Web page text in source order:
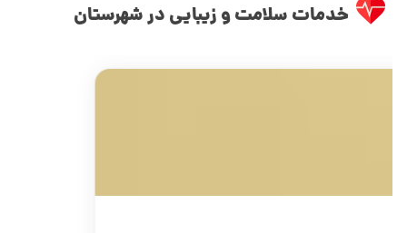
خدمات سلامت و زیبایی در شهرستان